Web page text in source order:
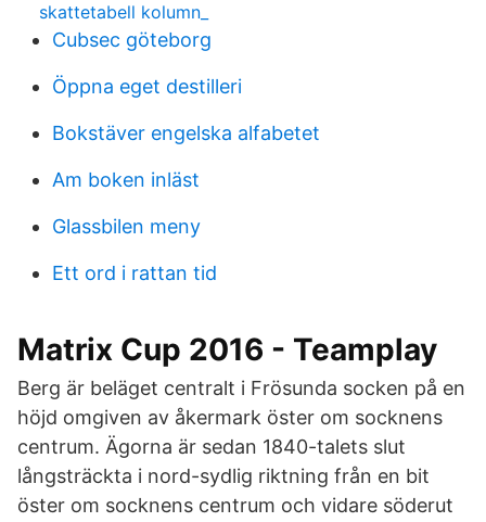
skattetabell kolumn_
Cubsec göteborg
Öppna eget destilleri
Bokstäver engelska alfabetet
Am boken inläst
Glassbilen meny
Ett ord i rattan tid
Matrix Cup 2016 - Teamplay
Berg är beläget centralt i Frösunda socken på en
höjd omgiven av åkermark öster om socknens
centrum. Ägorna är sedan 1840-talets slut
långsträckta i nord-sydlig riktning från en bit
öster om socknens centrum och vidare söderut